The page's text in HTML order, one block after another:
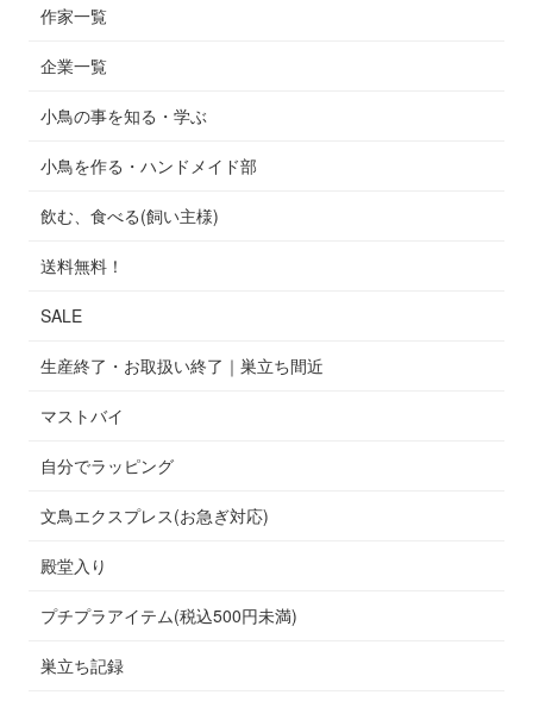
作家一覧
企業一覧
小鳥の事を知る・学ぶ
小鳥を作る・ハンドメイド部
飲む、食べる(飼い主様)
送料無料！
SALE
生産終了・お取扱い終了｜巣立ち間近
マストバイ
自分でラッピング
文鳥エクスプレス(お急ぎ対応)
殿堂入り
プチプラアイテム(税込500円未満)
巣立ち記録